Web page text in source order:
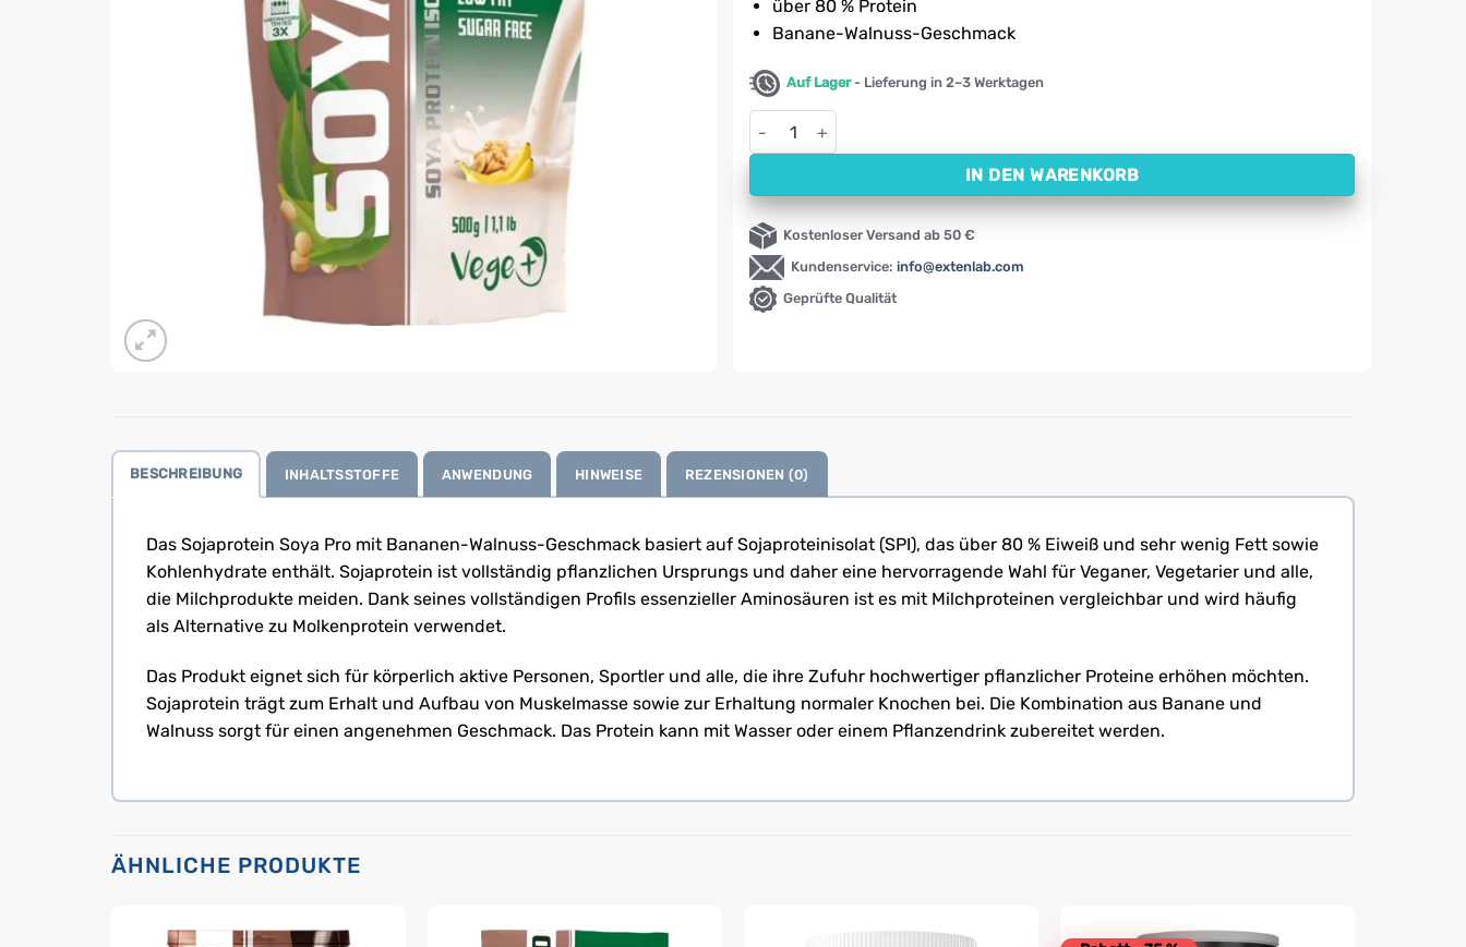
über 80 % Protein
Banane-Walnuss-Geschmack
Auf Lager- Lieferung in 2–3 Werktagen
Sojaprotein – Isolat mit Bananen-Walnuss-Geschmack (500 g) Menge
IN DEN WARENKORB
Kostenloser Versand ab 50 €
Kundenservice: info@extenlab.com
Geprüfte Qualität
BESCHREIBUNG INHALTSSTOFFE ANWENDUNG HINWEISE REZENSIONEN (0)
Das Sojaprotein Soya Pro mit Bananen-Walnuss-Geschmack basiert auf Sojaproteinisolat (SPI), das über 80 % Eiweiß und sehr wenig Fett sowie
Kohlenhydrate enthält. Sojaprotein ist vollständig pflanzlichen Ursprungs und daher eine hervorragende Wahl für Veganer, Vegetarier und alle,
die Milchprodukte meiden. Dank seines vollständigen Profils essenzieller Aminosäuren ist es mit Milchproteinen vergleichbar und wird häufig
als Alternative zu Molkenprotein verwendet.
Das Produkt eignet sich für körperlich aktive Personen, Sportler und alle, die ihre Zufuhr hochwertiger pflanzlicher Proteine erhöhen möchten.
Sojaprotein trägt zum Erhalt und Aufbau von Muskelmasse sowie zur Erhaltung normaler Knochen bei. Die Kombination aus Banane und
Walnuss sorgt für einen angenehmen Geschmack. Das Protein kann mit Wasser oder einem Pflanzendrink zubereitet werden.
ÄHNLICHE PRODUKTE